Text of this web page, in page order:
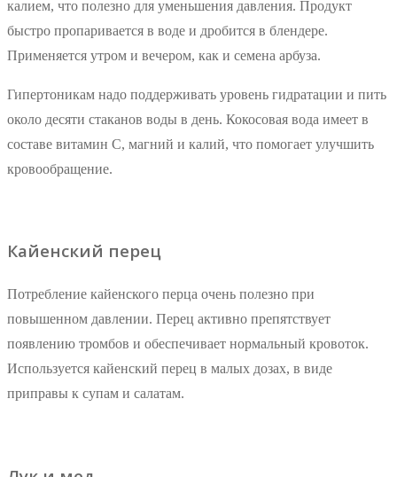
калием, что полезно для уменьшения давления. Продукт
быстро пропаривается в воде и дробится в блендере.
Применяется утром и вечером, как и семена арбуза.
Гипертоникам надо поддерживать уровень гидратации и пить
около десяти стаканов воды в день. Кокосовая вода имеет в
составе витамин С, магний и калий, что помогает улучшить
кровообращение.
Кайенский перец
Потребление кайенского перца очень полезно при
повышенном давлении. Перец активно препятствует
появлению тромбов и обеспечивает нормальный кровоток.
Используется кайенский перец в малых дозах, в виде
приправы к супам и салатам.